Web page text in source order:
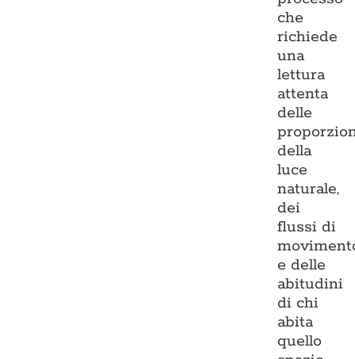
che
richiede
una
lettura
attenta
delle
della
luce
naturale,
dei
flussi di
e delle
abitudini
di chi
abita
quello